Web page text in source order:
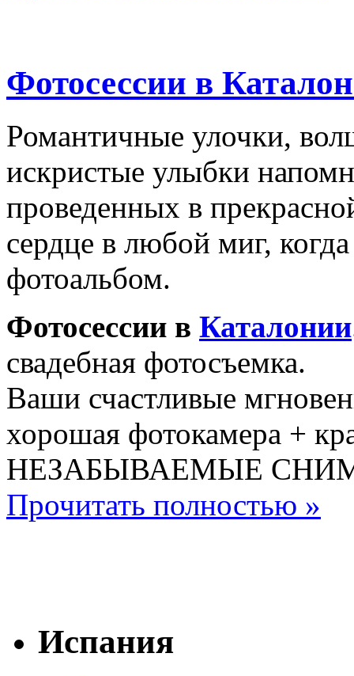
Фотосессии в
Романтичные улочки,
искристые улыбки
проведенных в
сердце в любой миг,
фотоальбом.
Фотосессии в Каталонии
свадебная фотосъемка.
Ваши счастливые
хорошая фотокамера +
НЕЗАБЫВАЕМЫЕ
Прочитать полностью »
Испания